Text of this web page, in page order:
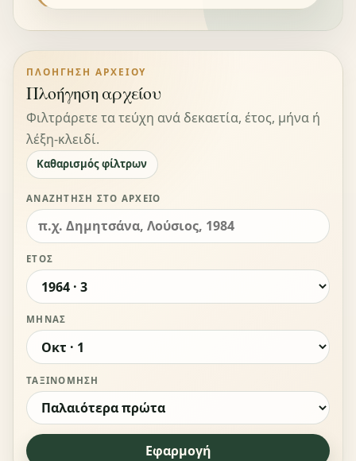
ΠΛΟΉΓΗΣΗ ΑΡΧΕΊΟΥ
Πλοήγηση αρχείου
Φιλτράρετε τα τεύχη ανά δεκαετία, έτος, μήνα ή
λέξη-κλειδί.
Καθαρισμός φίλτρων
ΑΝΑΖΉΤΗΣΗ ΣΤΟ ΑΡΧΕΊΟ
ΈΤΟΣ
ΜΉΝΑΣ
ΤΑΞΙΝΌΜΗΣΗ
Εφαρμογή